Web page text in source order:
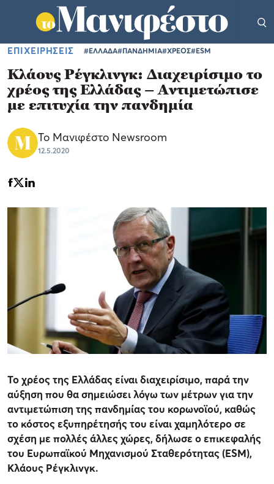
ΕΠΙΧΕΙΡΗΣΕΙΣ #ΕΛΛΑΔΑ#ΠΑΝΔΗΜΙΑ#ΧΡΕΟΣ#ESM
Kλάους Ρέγκλινγκ: Διαχειρίσιμο το
χρέος της Ελλάδας – Αντιμετώπισε
με επιτυχία την πανδημία
Το Μανιφέστο Newsroom
12.5.2020
Το χρέος της Ελλάδας είναι διαχειρίσιμο, παρά την
αύξηση που θα σημειώσει λόγω των μέτρων για την
αντιμετώπιση της πανδημίας του κορωνοϊού, καθώς
το κόστος εξυπηρέτησής του είναι χαμηλότερο σε
σχέση με πολλές άλλες χώρες, δήλωσε ο επικεφαλής
του Ευρωπαϊκού Μηχανισμού Σταθερότητας (ESM),
Κλάους Ρέγκλινγκ.